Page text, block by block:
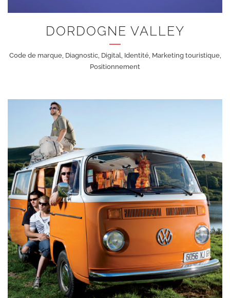
DORDOGNE VALLEY
Code de marque, Diagnostic, Digital, Identité, Marketing touristique,
Positionnement
+